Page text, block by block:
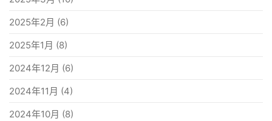
2025年2月 (6)
2025年1月 (8)
2024年12月 (6)
2024年11月 (4)
2024年10月 (8)